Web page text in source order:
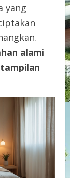
yang
alami